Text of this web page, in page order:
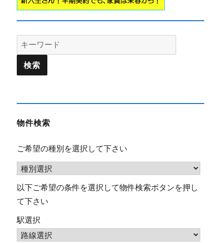
Search
for:
物件検索
ご希望の種別を選択して下さい
以下ご希望の条件を選択して物件検索ボタンを押し
て下さい
駅選択